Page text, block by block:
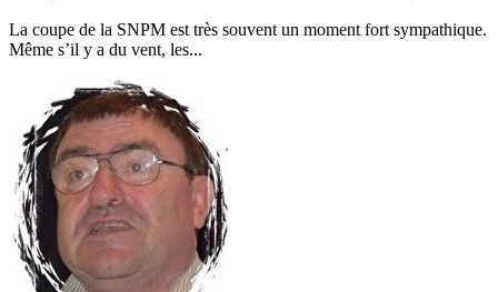
La coupe de la SNPM est très souvent un moment fort sympathique.
Même s’il y a du vent, les...